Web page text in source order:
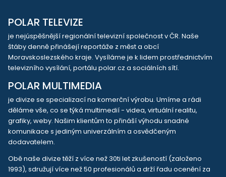
POLAR TELEVIZE
je nejúspěšnější regionální televizní společnost v ČR. Naše
štáby denně přinášejí reportáže z měst a obcí
Moravskoslezského kraje. Vysíláme je k lidem prostřednictvím
televizního vysílání, portálu polar.cz a sociálních sítí.
POLAR MULTIMEDIA
je divize se specializací na komerční výrobu. Umíme a rádi
děláme vše, co se týká multimedií - videa, virtuální realitu,
grafiky, weby. Našim klientům to přináší výhodu snadné
komunikace s jediným univerzálním a osvědčeným
dodavatelem.
Obě naše divize těží z více než 30ti let zkušeností (založeno
1993), sdružují více než 50 profesionálů a drží řadu ocenění za